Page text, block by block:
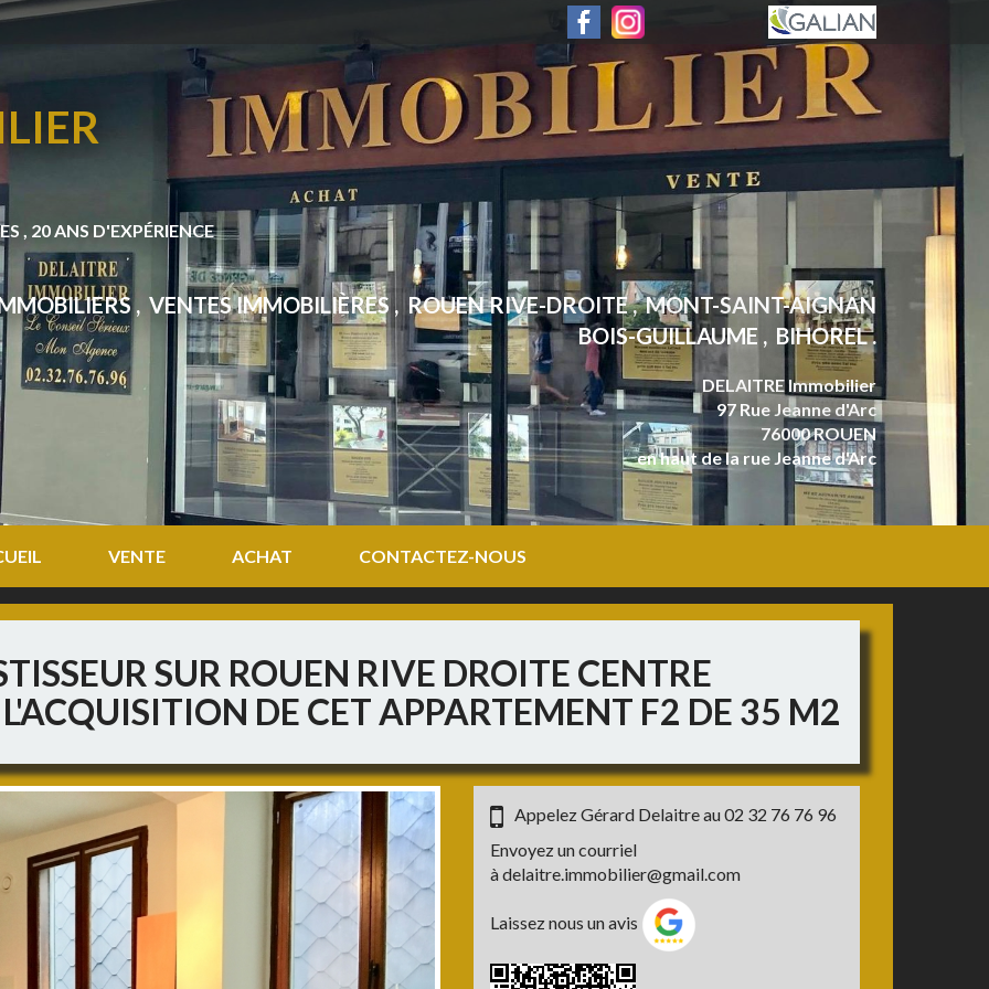
, 20 ANS D'EXPÉRIENCE
, VENTES IMMOBILIÈRES , ROUEN RIVE-DROITE , MONT-SAINT-AIGNAN
BOIS-GUILLAUME , BIHOREL .
DELAITRE Immobilier
97 Rue Jeanne d'Arc
76000 ROUEN
en haut de la rue Jeanne d'Arc
VENTE ACHAT CONTACTEZ-NOUS
SUR ROUEN RIVE DROITE CENTRE
DE CET APPARTEMENT F2 DE 35 M2
Appelez Gérard Delaitre au02 32 76 76 96
Envoyez un courriel
àdelaitre.immobilier@gmail.com
Laissez nous un avis